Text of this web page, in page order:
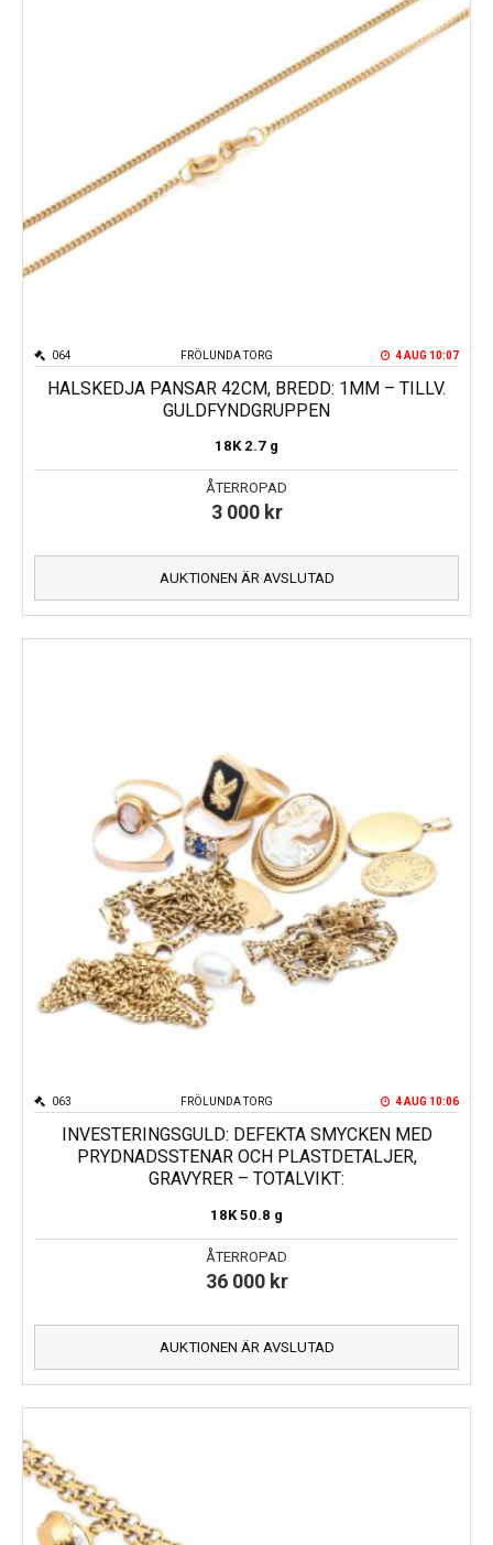
FRÖLUNDA TORG
064 4 AUG 10:07
HALSKEDJA PANSAR 42CM, BREDD: 1MM – TILLV.
GULDFYNDGRUPPEN
18K 2.7 g
ÅTERROPAD
3 000 kr
AUKTIONEN ÄR AVSLUTAD
FRÖLUNDA TORG
063 4 AUG 10:06
INVESTERINGSGULD: DEFEKTA SMYCKEN MED
PRYDNADSSTENAR OCH PLASTDETALJER,
GRAVYRER – TOTALVIKT:
18K 50.8 g
ÅTERROPAD
36 000 kr
AUKTIONEN ÄR AVSLUTAD